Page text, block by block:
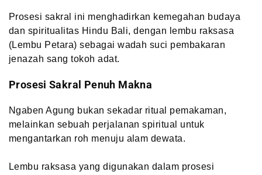
Prosesi sakral ini menghadirkan kemegahan budaya
dan spiritualitas Hindu Bali, dengan lembu raksasa
(Lembu Petara) sebagai wadah suci pembakaran
jenazah sang tokoh adat.
Prosesi Sakral Penuh Makna
Ngaben Agung bukan sekadar ritual pemakaman,
melainkan sebuah perjalanan spiritual untuk
mengantarkan roh menuju alam dewata.
Lembu raksasa yang digunakan dalam prosesi